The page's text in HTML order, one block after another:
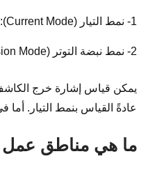
1- نمط التيار (Current Mode): يتمُّ إجراء القياس عن طريق قياس التيار الوسطي دون الاهتمام بشكل الإشارة الكهربائية.
2- نمط نبضة التوتر (Pulse Tension Mode): يتمُّ إجراء القياس عن طريق قياسٍ مطال وتواتر نبضات توتر الإشارة الكهربائية.
يمكن قياس إشارة خرج الكاشف
عادةً القياس بنمط التيار.
ما هي مناطق عمل